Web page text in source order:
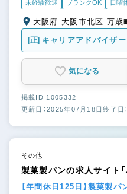
未経験歓迎 ブランクOK 日曜
大阪府 大阪市北区
[正] キャリアアドバイザー
気になる
掲載ID 1005332
更新日：2025年07月18日終了日
その他
製菓製パンの求人サイト
【年間休日125日】製菓製